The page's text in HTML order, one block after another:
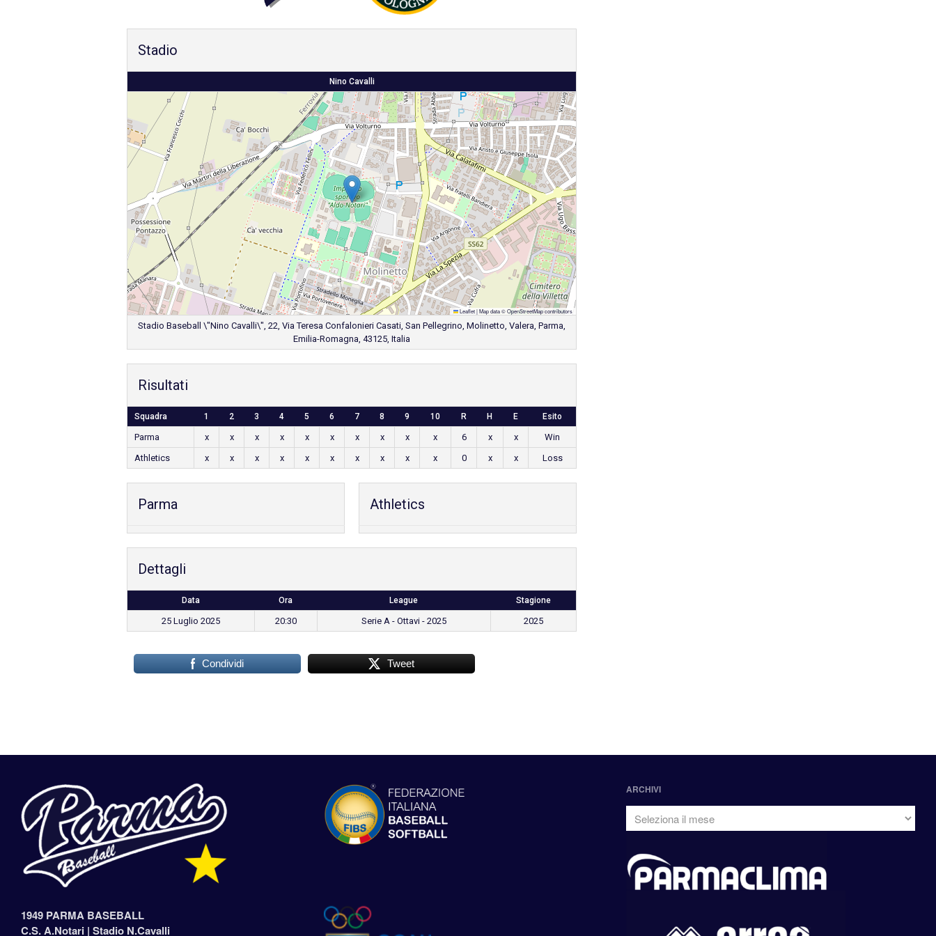
Stadio
Nino Cavalli
Leaflet|Map data ©OpenStreetMapcontributors
Stadio Baseball \"Nino Cavalli\", 22, Via Teresa Confalonieri Casati, San Pellegrino, Molinetto, Valera, Parma,
Emilia-Romagna, 43125, Italia
Risultati
Squadra 1 2 3 4 5 6 7 8 9 10 R H E Esito
Parma x x x x x x x x x x 6 x x
Win
Athletics
x x x x x x x x x x 0 x x Loss
Parma Athletics
Dettagli
Data Ora League Stagione
25 Luglio 2025 20:30 Serie A - Ottavi - 2025 2025
Condividi Tweet
1949 PARMA BASEBALL
C.S. A.Notari | Stadio N.Cavalli
ARCHIVI